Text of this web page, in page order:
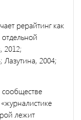
рерайтинг как
2012;
Лазутина, 2004;
лежит